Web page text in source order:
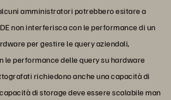
amministratori potrebbero esitare a
non interferisca con le performance di un
per gestire le query aziendali,
le performance delle query su hardware
richiedono anche una capacità di
di storage deve essere scalabile man